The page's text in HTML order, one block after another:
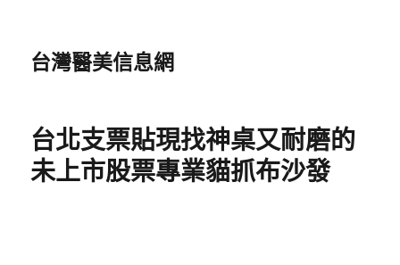
台灣醫美信息網
台北支票貼現找神桌又耐磨的
未上市股票專業貓抓布沙發